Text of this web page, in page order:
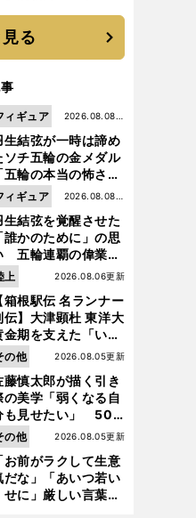
大学進学を選ぶ理由
る
生結弦が一時は諦め
ソチ五輪の金メダル
五輪の本当の怖さを
った......」
2026.08.08更
新
ィギュア
生結弦を覚醒させた
誰かのために」の思
五輪連覇の偉業へ
道のり
2026.08.08更
新
ィギュア
箱根駅伝 名ランナー
伝】大津顕杜 東洋大
金期を支えた「いぶ
銀」の存在 最後は同
の設楽兄弟も受賞で
なかった金栗杯に輝
2026.08.06更新
上
藤慎太郎が描く引き
の美学「弱くなる自
も見せたい」 50
の競輪人生に影響を
える伏見俊昭の死に
言及
2026.08.05更新
の他
お前がラクして生意
だな」「あいつ若い
せに」厳しい言葉を
2026.08.05更新
の他